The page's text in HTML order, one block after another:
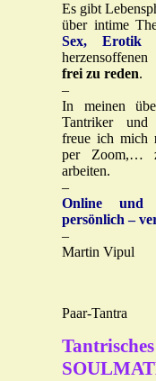
Es gibt
über intime
Sex, Erotik
frei zu reden.
–
In meinen
Tantriker und
freue ich mich
per Zoom,…
arbeiten.
–
Online und
persönlich –
–
Martin
Paar-Tantra